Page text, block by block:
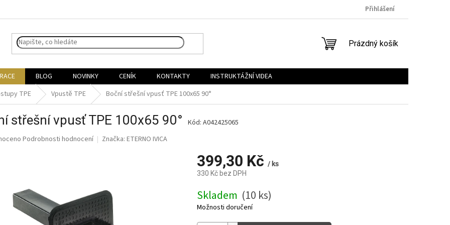
Přihlášení
NÁKUPNÍ
Prázdný košík
BLOG NOVINKY CENÍK KONTAKTY
INSTRUKTÁŽNÍ VIDEA
TPE Vpustě TPE Boční střešní vpusť TPE 100x65 90°
střešní vpusť TPE 100x65 90° Kód: A042425065
Podrobnosti hodnocení Značka: ETERNO IVICA
399,30 Kč / ks
330 Kč bez DPH
cena:
Skladem (10 ks)
Možnosti doručení